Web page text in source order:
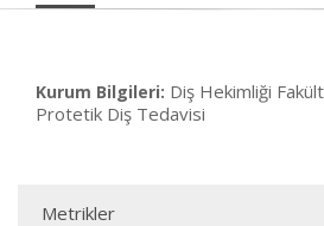
Kurum Bilgileri: Diş Hekimliği
Protetik Diş Tedavisi
Metrikler